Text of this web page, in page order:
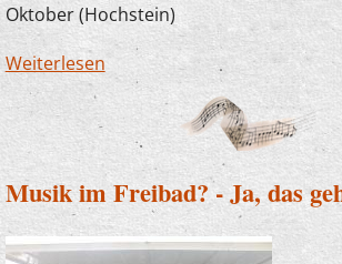
Oktober (Hochstein)
Weiterlesen über Erzieherfortbildung im
Familienzentrum Eschen mit
Kampschulte
Musik im Freibad? - Ja, das